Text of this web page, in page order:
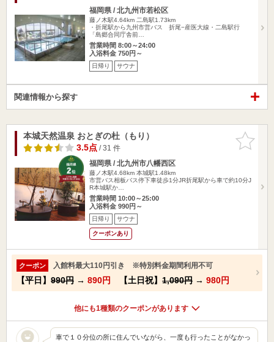
福岡県 / 北九州市若松区
藤ノ木駅4.64km 二島駅1.73km
・折尾駅から九州市営バス 折尾−産医大線・二島駅行
「島郷合同庁舎前…
営業時間 8:00～24:00
入浴料金 750円～
日帰り サウナ
関連情報から探す
お気に入
りに追加
本城天然温泉 おとぎの杜（もり）
3.5点/ 31 件
福岡県 / 北九州市八幡西区
藤ノ木駅4.68km 本城駅1.48km
市営バス相板バス停下車徒歩1分JR折尾駅から車で約10分J
R本城駅か…
営業時間 10:00～25:00
入浴料金 990円～
日帰り サウナ
クーポンあり
クーポン 入館料最大110円引き ※特別料金期間利用不可
【平日】 990円 → 890円 【土日祝】 1,090円 → 980円
他にも1種類のクーポンがあります
車で１０分位の所に住んでいながら、一度も行ったことがなかっ